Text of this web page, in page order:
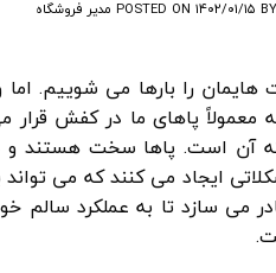
POSTED ON ۱۴۰۲/۰۱/۱۵ BY مدیر فروشگاه
را بارها می شوییم. اما
پاهای ما در کفش قرار
آن است. پاها سخت هستند و
ایجاد می کنند که می